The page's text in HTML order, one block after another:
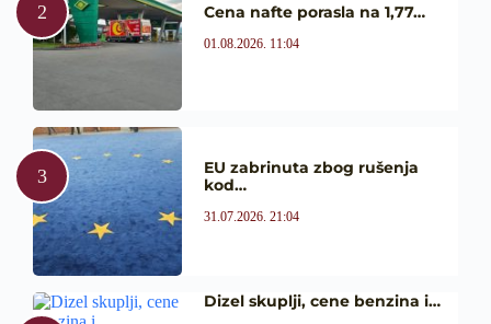
Cena nafte porasla na 1,77…
01.08.2026. 11:04
EU zabrinuta zbog rušenja
kod…
31.07.2026. 21:04
Dizel skuplji, cene benzina i…